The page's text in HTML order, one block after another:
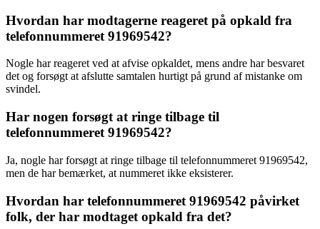
Hvordan har modtagerne reageret på opkald fra
telefonnummeret 91969542?
Nogle har reageret ved at afvise opkaldet, mens andre har besvaret
det og forsøgt at afslutte samtalen hurtigt på grund af mistanke om
svindel.
Har nogen forsøgt at ringe tilbage til
telefonnummeret 91969542?
Ja, nogle har forsøgt at ringe tilbage til telefonnummeret 91969542,
men de har bemærket, at nummeret ikke eksisterer.
Hvordan har telefonnummeret 91969542 påvirket
folk, der har modtaget opkald fra det?